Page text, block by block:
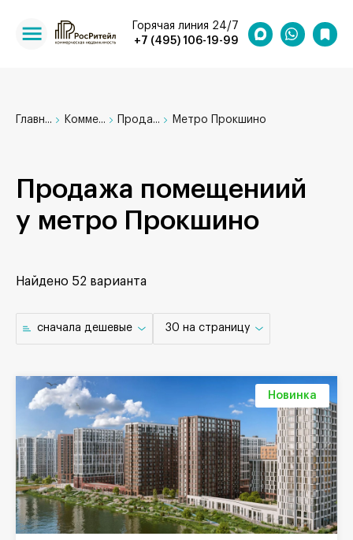
+7 (495) 106-19-99
Горячая линия 24/7
Главн... Комме... Прода... Метро Прокшино
Продажа помещениий
у метро Прокшино
Найдено 52 варианта
cначала дешевые 30 на страницу
Новинка